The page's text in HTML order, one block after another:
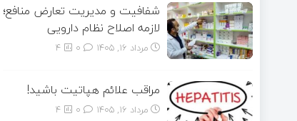
شفافیت و مدیریت تعارض منافع؛
لازمه اصلاح نظام دارویی
مرداد ۱۶, ۱۴۰۵ 4
مراقب علائم هپاتیت باشید!
مرداد ۱۶, ۱۴۰۵ 4